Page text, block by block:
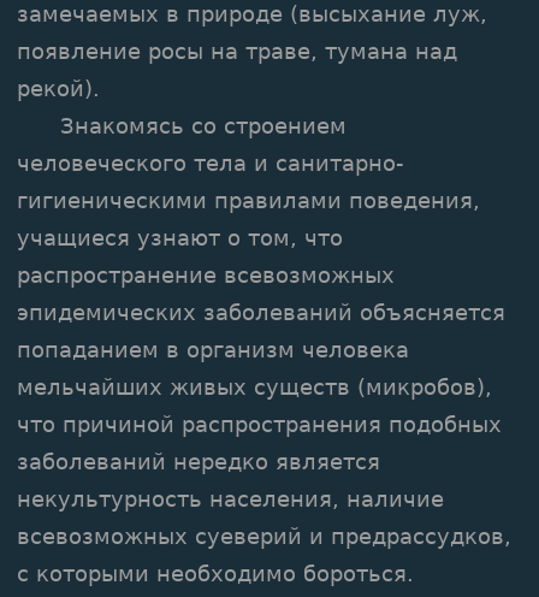
замечаемых в природе (высыхание луж,
появление росы на траве, тумана над
рекой).
Знакомясь со строением
человеческого тела и санитарно-
гигиеническими правилами поведения,
учащиеся узнают о том, что
распространение всевозможных
эпидемических заболеваний объясняется
попаданием в организм человека
мельчайших живых существ (микробов),
что причиной распространения подобных
заболеваний нередко является
некультурность населения, наличие
всевозможных суеверий и предрассудков,
с которыми необходимо бороться.